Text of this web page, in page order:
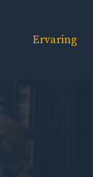
Ervaring